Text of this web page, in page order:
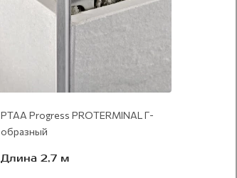
PTAA Progress PROTERMINAL Г-
образный
Длина 2,7 м